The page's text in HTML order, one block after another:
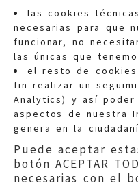
las cookies
necesarias para que
funcionar, no
las únicas que
el resto de cookies
fin realizar un
Analytics) y así
aspectos de nuestra
genera en la
Puede aceptar
botón ACEPTAR
necesarias con el
Quejas:
Teléfonos: